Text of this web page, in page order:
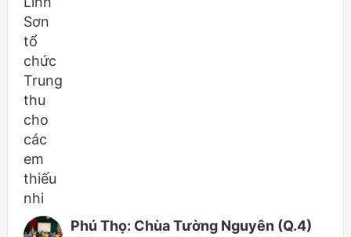
Phú Thọ: Chùa Tường Nguyên (Q.4)